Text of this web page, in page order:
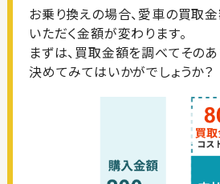
お乗り換えの場合、愛車の買取金
いただく金額が変わります。
まずは、買取金額を調べてその
決めてみてはいかがでしょうか？